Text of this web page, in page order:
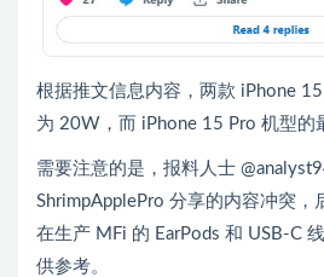
根据推文信息内容，两款 iPhone
为 20W，而 iPhone 15 Pro 机型的
需要注意的是，报料人士
ShrimpApplePro 分享的内容冲突，
在生产 MFi 的 EarPods 和 USB-C
供参考。